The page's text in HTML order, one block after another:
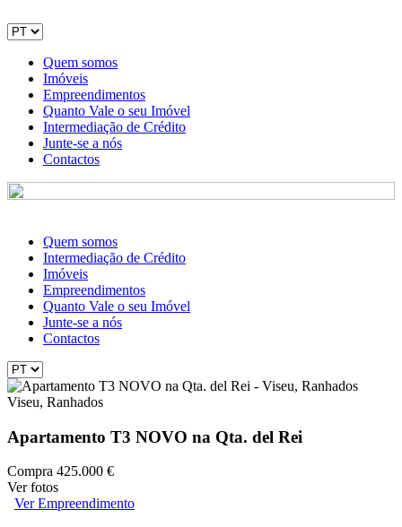
Quem somos
Imóveis
Empreendimentos
Quanto Vale o seu Imóvel
Intermediação de Crédito
Junte-se a nós
Contactos
Quem somos
Intermediação de Crédito
Imóveis
Empreendimentos
Quanto Vale o seu Imóvel
Junte-se a nós
Contactos
Viseu, Ranhados
Apartamento T3 NOVO na Qta. del Rei
Compra 425.000 €
Ver fotos
Ver Empreendimento